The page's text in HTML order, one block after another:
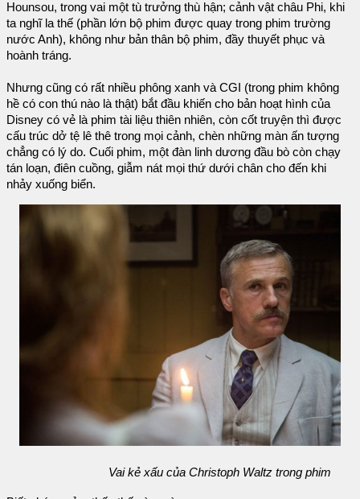
Hounsou, trong vai một tù trưởng thù hận; cảnh vật châu Phi, khi
ta nghĩ la thế (phần lớn bộ phim được quay trong phim trường
nước Anh), không như bản thân bộ phim, đầy thuyết phục và
hoành tráng.
Nhưng cũng có rất nhiều phông xanh và CGI (trong phim không
hề có con thú nào là thật) bắt đầu khiến cho bản hoạt hình của
Disney có vẻ là phim tài liệu thiên nhiên, còn cốt truyện thì được
cấu trúc dở tệ lê thê trong mọi cảnh, chèn những màn ấn tượng
chẳng có lý do. Cuối phim, một đàn linh dương đầu bò còn chạy
tán loạn, điên cuồng, giẫm nát mọi thứ dưới chân cho đến khi
nhảy xuống biển.
Vai kẻ xấu của Christoph Waltz trong phim